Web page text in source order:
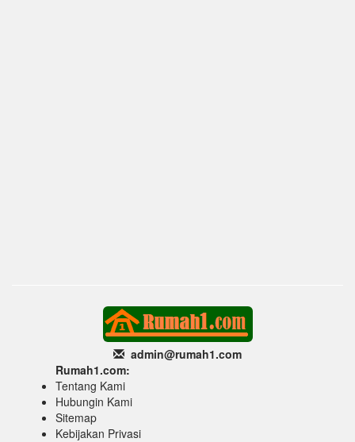
admin@rumah1.com
Rumah1.com:
Tentang Kami
Hubungin Kami
Sitemap
Kebijakan Privasi